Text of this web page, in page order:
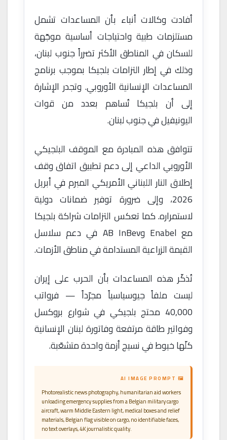
أفادت وكالات أنباء بأن المساعدات تشمل
مستلزمات طبية واحتياجات أساسية موجّهة
للسكان في المناطق الأكثر تضرراً جنوب لبنان،
وذلك في إطار التزامات بلجيكا بموجب برنامج
المساعدات الإنسانية الأوروبي. وتجدر الإشارة
إلى أن بلجيكا تُساهم بعدد من قوات
اليونيفيل في جنوب لبنان.
تتوافق هذه المبادرة مع الموقف البلجيكي
الأوروبي الداعي إلى دعم تطبيق اتفاق وقف
إطلاق النار اللبناني الأمريكي المبرم في أبريل
2026، وإلى ضرورة توفير ضمانات دولية
لاستمراره. كما تعكس التزامات شراكة بلجيكا
مع Enabel وAB InBev في دعم سلاسل
القيمة الزراعية المستدامة في مناطق الأزمات.
تُذكّر هذه المساعدات بأن الحرب على إيران
ليست ملفاً جيوسياسياً مجرّداً — فرواتب
40,000 محتج بلجيكي في شوارع بروكسل
وفواتير طاقة مرتفعة وفاتورة لبنان الإنسانية
كلّها خيوط في نسيج أزمة واحدة متشعّبة.
🖼 AI IMAGE PROMPT
Photorealistic news photography, humanitarian aid workers
unloading emergency supplies from a Belgian military cargo
aircraft, warm Middle Eastern light, medical boxes and relief
materials, Belgian flag visible on cargo, no identifiable faces,
no text overlays, 4K journalistic quality.